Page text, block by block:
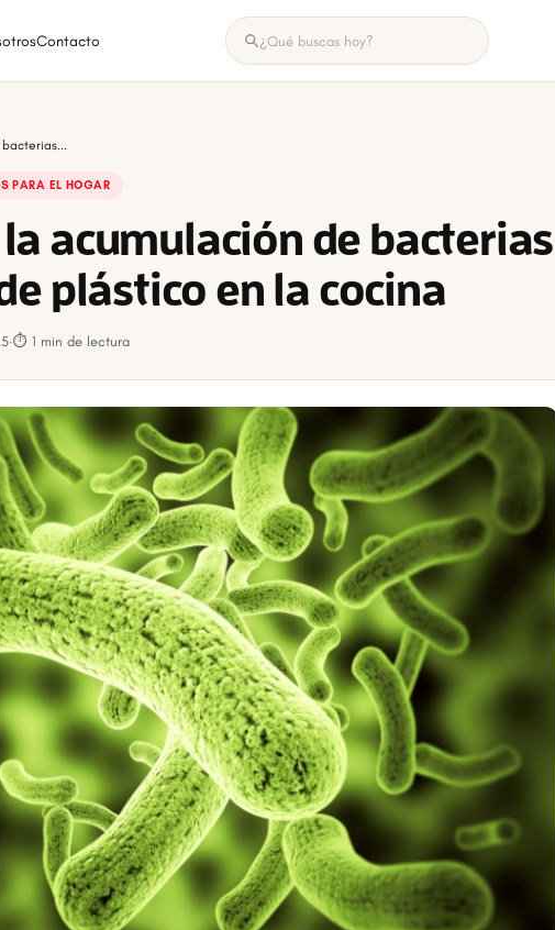
Contacto
PARA EL HOGAR
acumulación de bacterias
plástico en la cocina
·⏱ 1 min de lectura